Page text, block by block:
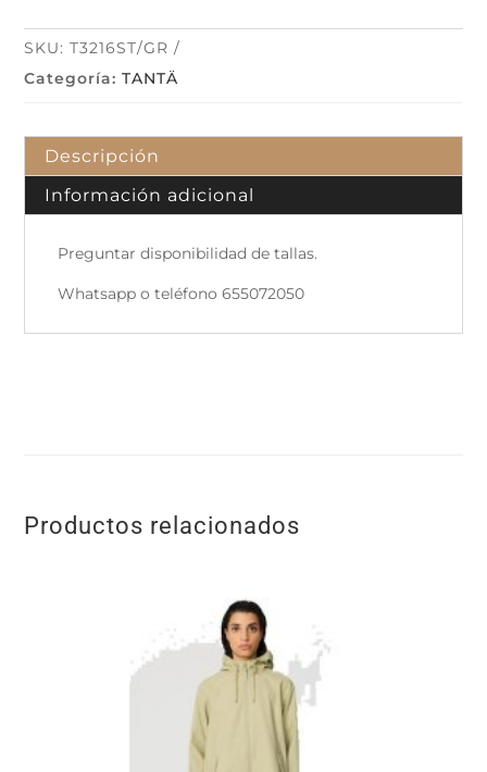
SKU:T3216ST/GR
Categoría:TANTÄ
Descripción
Información adicional
Preguntar disponibilidad de tallas.
Whatsapp o teléfono 655072050
Productos relacionados